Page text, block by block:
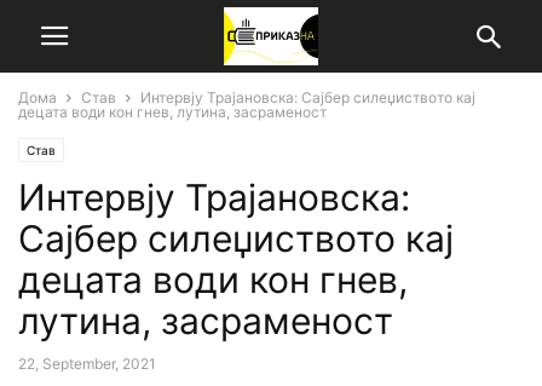
Дома Став
Интервју Трајановска: Сајбер силеџиството кај
децата води кон гнев, лутина, засраменост
Став
Интервју Трајановска:
Сајбер силеџиството кај
децата води кон гнев,
лутина, засраменост
22, September, 2021